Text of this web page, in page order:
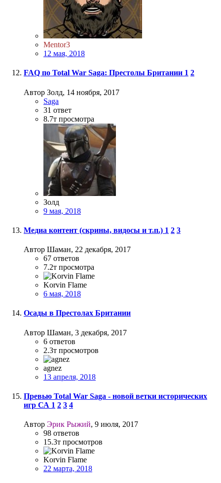
Mentor3
12 мая, 2018
FAQ по Total War Saga: Престолы Британии 1 2
Автор Золд, 14 ноября, 2017
Saga
31 ответ
8.7т просмотра
Золд
9 мая, 2018
Медиа контент (скрины, видосы и т.п.) 1 2 3
Автор Шаман, 22 декабря, 2017
67 ответов
7.2т просмотра
Korvin Flame
6 мая, 2018
Осады в Престолах Британии
Автор Шаман, 3 декабря, 2017
6 ответов
2.3т просмотров
agnez
13 апреля, 2018
Превью Total War Saga - новой ветки исторических
игр СА 1 2 3 4
Автор Эрик Рыжий, 9 июля, 2017
98 ответов
15.3т просмотров
Korvin Flame
22 марта, 2018